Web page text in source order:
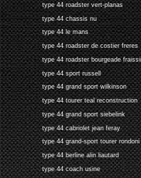
type 44 roadster vert-planas
type 44 chassis nu
type 44 le mans
type 44 roadster de costier freres
type 44 roadster bourgeade
type 44 sport russell
type 44 grand sport wilkinson
type 44 tourer teal reconstruction
type 44 grand sport siebelink
type 44 cabriolet jean feray
type 44 grand-sport tourer rondoni
type 44 berline alin liautard
type 44 coach usine